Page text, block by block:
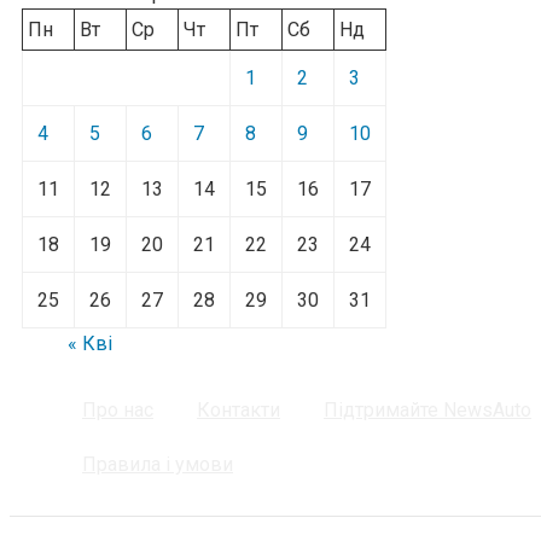
Пн
Вт Ср Чт Пт Сб Нд
1 2 3
4 5 6 7 8 9 10
11 12 13 14 15 16 17
18 19 20 21 22 23 24
25 26 27 28 29 30
31
« Кві